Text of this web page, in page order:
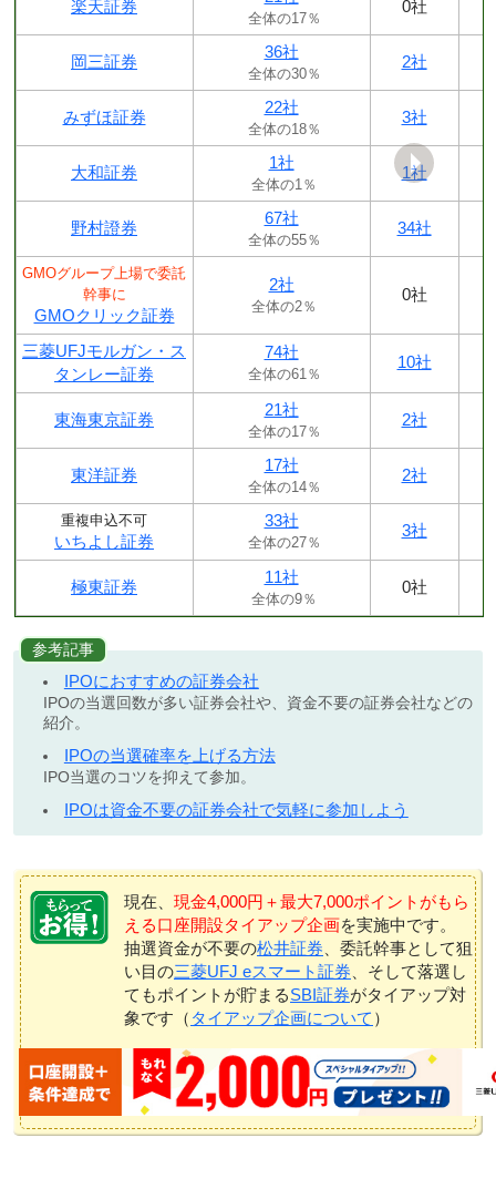
楽天証券
全体の17％
0社
岡三証券
36社
全体の30％
2社
みずほ証券
22社
全体の18％
3社
大和証券
1社
全体の1％
1社
野村證券
67社
全体の55％
34社
GMOグループ上場で委託
幹事に
GMOクリック証券
2社
全体の2％
0社
三菱UFJモルガン・ス
タンレー証券
74社
全体の61％
10社
東海東京証券
21社
全体の17％
2社
東洋証券
17社
全体の14％
2社
重複申込不可
いちよし証券
33社
全体の27％
3社
極東証券
11社
全体の9％
0社
参考記事
IPOにおすすめの証券会社
IPOの当選回数が多い証券会社や、資金不要の証券会社などの
紹介。
IPOの当選確率を上げる方法
IPO当選のコツを抑えて参加。
IPOは資金不要の証券会社で気軽に参加しよう
現在、 現金4,000円＋最大7,000ポイントがもら
える口座開設タイアップ企画を実施中です。
抽選資金が不要の松井証券 、委託幹事として狙
い目の三菱UFJ eスマート証券 、そして落選し
てもポイントが貯まるSBI証券がタイアップ対
象です（ タイアップ企画について ）